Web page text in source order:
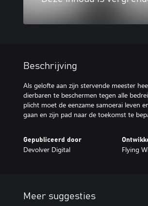
Beschrijving
Als gelofte aan zijn stervende meester
dierbaren te beschermen tegen alle
plicht moet de eenzame samoerai leven
gaan en zijn pad naar de toekomst te
Gepubliceerd door
Devolver Digital Flying
Meer suggesties